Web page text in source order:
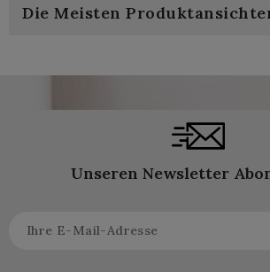
Die Meisten
Unseren Newsletter